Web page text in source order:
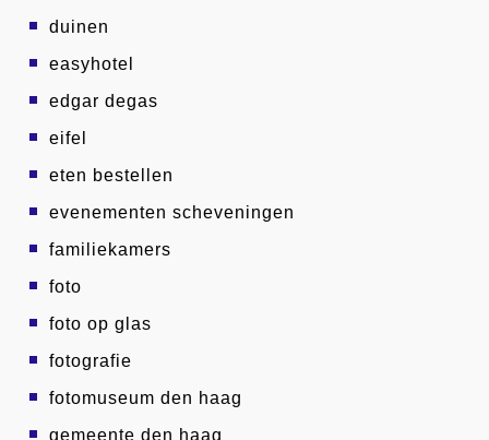
duinen
easyhotel
edgar degas
eifel
eten bestellen
evenementen scheveningen
familiekamers
foto
foto op glas
fotografie
fotomuseum den haag
gemeente den haag